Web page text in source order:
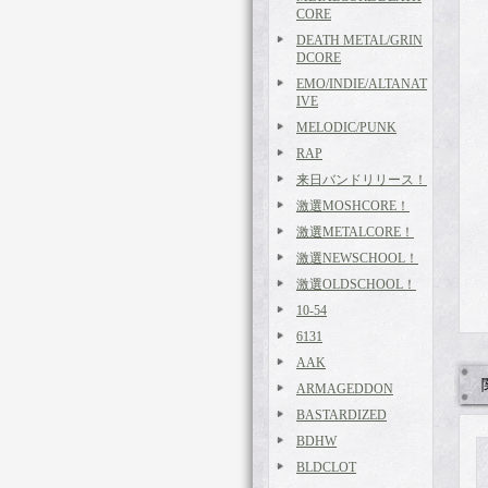
CORE
DEATH METAL/GRIN
DCORE
EMO/INDIE/ALTANAT
IVE
MELODIC/PUNK
RAP
来日バンドリリース！
激選MOSHCORE！
激選METALCORE！
激選NEWSCHOOL！
激選OLDSCHOOL！
10-54
6131
AAK
ARMAGEDDON
BASTARDIZED
BDHW
BLDCLOT